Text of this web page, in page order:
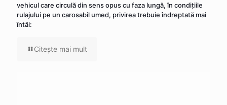
vehicul care circulă din sens opus cu faza lungă, în condițiile
rulajului pe un carosabil umed, privirea trebuie îndreptată mai
întâi:
Citeşte mai mult